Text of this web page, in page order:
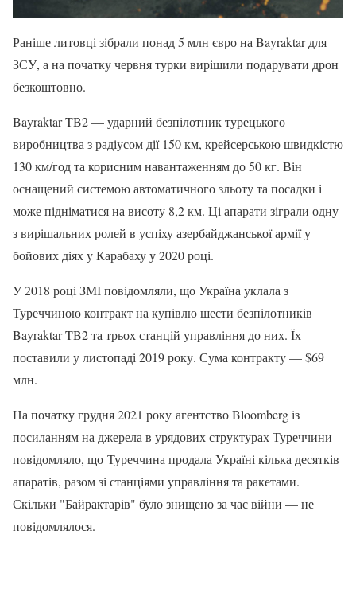
Раніше литовці зібрали понад 5 млн євро на Bayraktar для
ЗСУ, а на початку червня турки вирішили подарувати дрон
безкоштовно.
Bayraktar TB2 — ударний безпілотник турецького
виробництва з радіусом дії 150 км, крейсерською швидкістю
130 км/год та корисним навантаженням до 50 кг. Він
оснащений системою автоматичного зльоту та посадки і
може підніматися на висоту 8,2 км. Ці апарати зіграли одну
з вирішальних ролей в успіху азербайджанської армії у
бойових діях у Карабаху у 2020 році.
У 2018 році ЗМІ повідомляли, що Україна уклала з
Туреччиною контракт на купівлю шести безпілотників
Bayraktar TB2 та трьох станцій управління до них. Їх
поставили у листопаді 2019 року. Сума контракту — $69
млн.
На початку грудня 2021 року агентство Bloomberg із
посиланням на джерела в урядових структурах Туреччини
повідомляло, що Туреччина продала Україні кілька десятків
апаратів, разом зі станціями управління та ракетами.
Скільки "Байрактарів" було знищено за час війни — не
повідомлялося.